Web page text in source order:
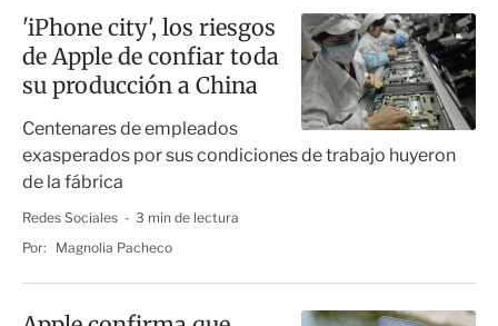
'iPhone city', los riesgos
de Apple de confiar toda
su producción a China
Centenares de empleados
exasperados por sus condiciones de trabajo huyeron
de la fábrica
Redes Sociales
3 min de lectura
Por:
Magnolia Pacheco